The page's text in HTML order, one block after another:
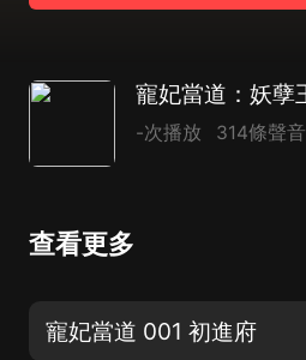
-次播放 314條聲音
查看更多
寵妃當道 001 初進府